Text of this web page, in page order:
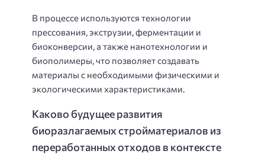
В процессе используются технологии
прессования, экструзии, ферментации и
биоконверсии, а также нанотехнологии и
биополимеры, что позволяет создавать
материалы с необходимыми физическими и
экологическими характеристиками.
Каково будущее развития
биоразлагаемых стройматериалов из
переработанных отходов в контексте